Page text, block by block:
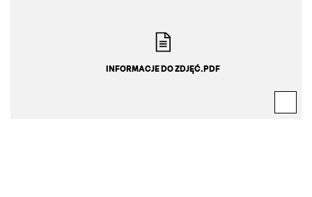
INFORMACJE DO ZDJĘĆ.PDF